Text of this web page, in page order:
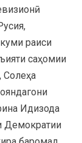
раиси
саҳомии
Солеҳа
Идизода
Демократии